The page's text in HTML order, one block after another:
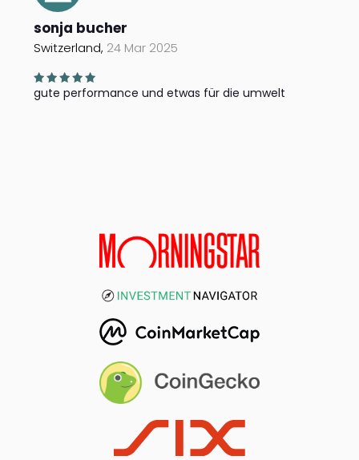
sonja bucher
Switzerland, 24 Mar 2025
gute performance und etwas für die umwelt